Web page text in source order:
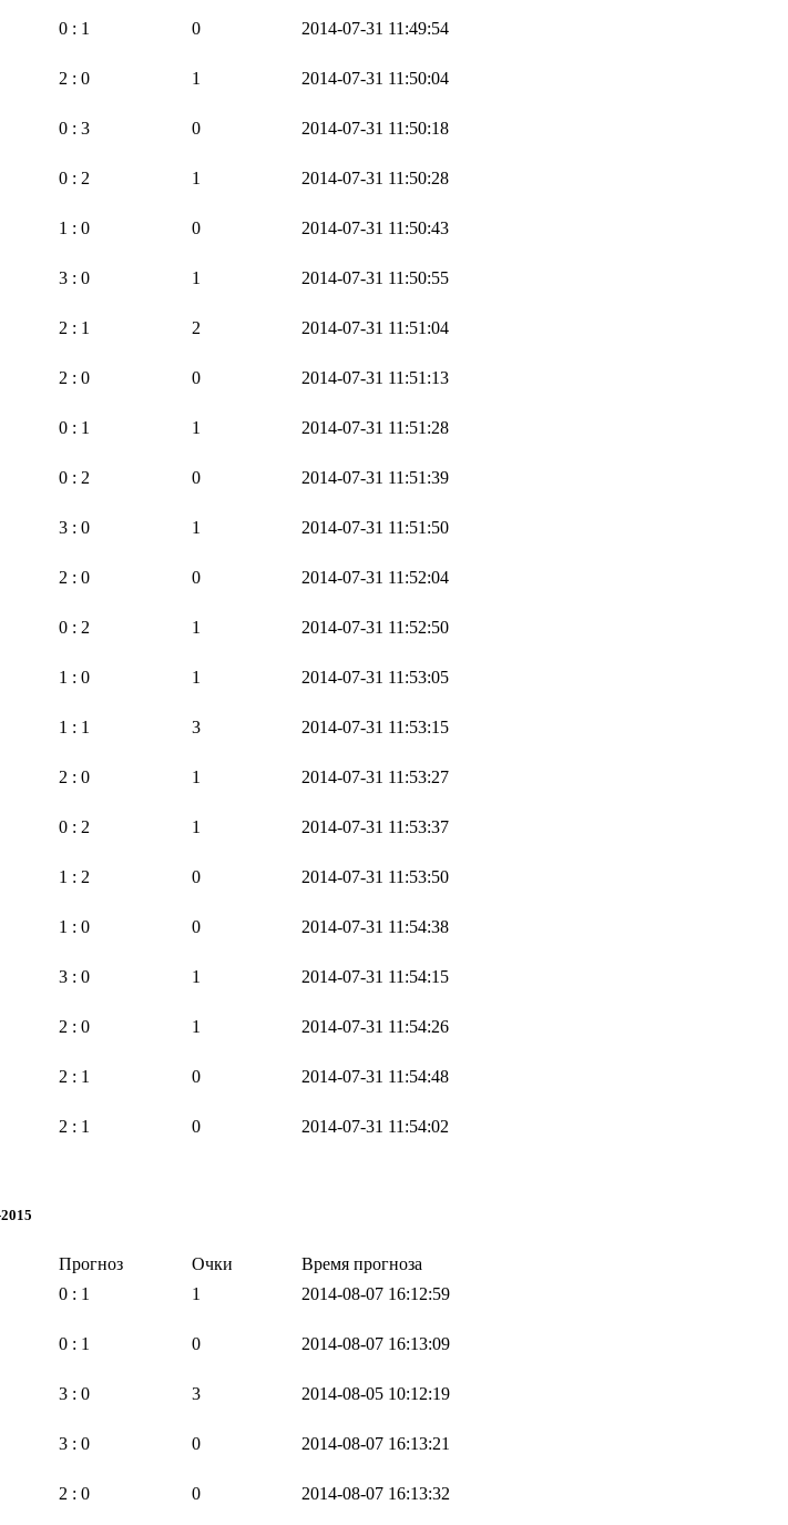
0 : 1 0 2014-07-31 11:49:54
2 : 0 1 2014-07-31 11:50:04
0 : 3 0 2014-07-31 11:50:18
0 : 2 1 2014-07-31 11:50:28
1 : 0 0 2014-07-31 11:50:43
3 : 0 1 2014-07-31 11:50:55
2 : 1 2 2014-07-31 11:51:04
2 : 0 0 2014-07-31 11:51:13
0 : 1 1 2014-07-31 11:51:28
0 : 2 0 2014-07-31 11:51:39
3 : 0 1 2014-07-31 11:51:50
2 : 0 0 2014-07-31 11:52:04
0 : 2 1 2014-07-31 11:52:50
1 : 0 1 2014-07-31 11:53:05
1 : 1 3 2014-07-31 11:53:15
2 : 0 1 2014-07-31 11:53:27
0 : 2 1 2014-07-31 11:53:37
1 : 2 0 2014-07-31 11:53:50
1 : 0 0 2014-07-31 11:54:38
3 : 0 1 2014-07-31 11:54:15
2 : 0 1 2014-07-31 11:54:26
2 : 1 0 2014-07-31 11:54:48
2 : 1 0 2014-07-31 11:54:02
Прогноз Очки
Время прогноза
0 : 1 1 2014-08-07 16:12:59
0 : 1 0 2014-08-07 16:13:09
3 : 0 3 2014-08-05 10:12:19
3 : 0 0 2014-08-07 16:13:21
2 : 0 0 2014-08-07 16:13:32